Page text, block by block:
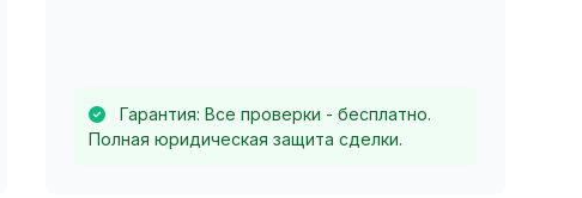
Гарантия: Все проверки - бесплатно.
Полная юридическая защита сделки.